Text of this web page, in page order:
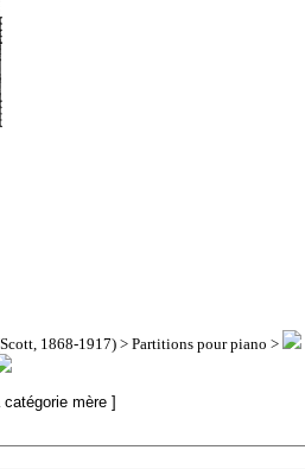
1868-1917) > Partitions pour piano >
mère ]